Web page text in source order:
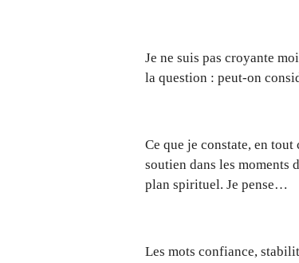
Je ne suis pas croyante
la question : peut-on
Ce que je constate, en
soutien dans les moments
plan spirituel. Je pense…
Les mots confiance,